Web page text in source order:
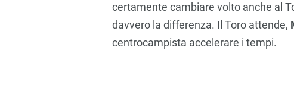
certamente cambiare volto anche al
davvero la differenza. Il Toro attende,
centrocampista accelerare i tempi.